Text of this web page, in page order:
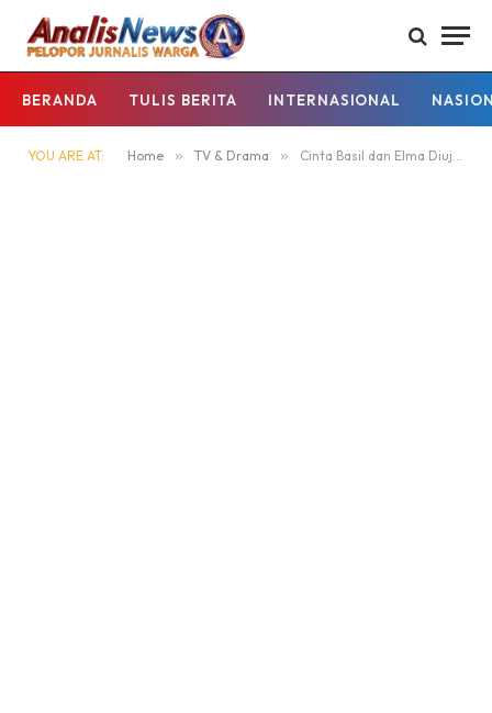
BERANDA TULIS BERITA INTERNASIONAL
YOU ARE AT: Home » TV & Drama » Cinta Basil dan Elma Diuji Restu Orang Tua, Dan Bandung Siap Warnai Bioskop Agustus 2026